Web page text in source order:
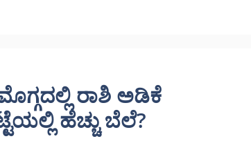
ರಾಶಿ ಅಡಿಕೆ
ಹೆಚ್ಚು ಬೆಲೆ?